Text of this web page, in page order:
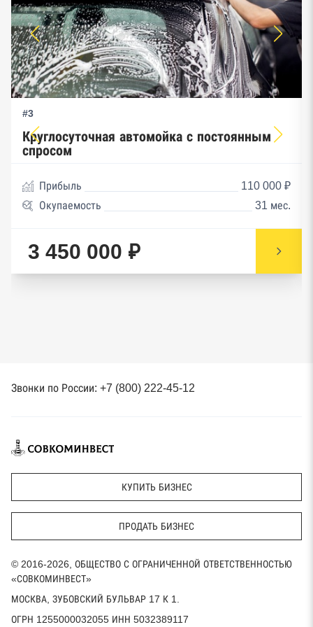
#3
Круглосуточная автомойка с постоянным
спросом
Прибыль
110 000 ₽
Окупаемость
31 мес.
3 450 000 ₽
Звонки по России: +7 (800) 222-45-12
КУПИТЬ БИЗНЕС
ПРОДАТЬ БИЗНЕС
© 2016-2026, ОБЩЕСТВО С ОГРАНИЧЕННОЙ ОТВЕТСТВЕННОСТЬЮ
«СОВКОМИНВЕСТ»
МОСКВА, ЗУБОВСКИЙ БУЛЬВАР 17 К 1.
ОГРН 1255000032055 ИНН 5032389117